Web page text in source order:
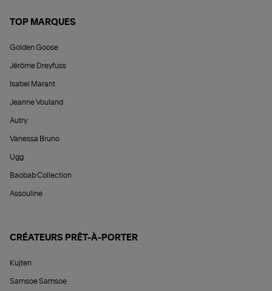
TOP MARQUES
Golden Goose
Jérôme Dreyfuss
Isabel Marant
Jeanne Vouland
Autry
Vanessa Bruno
Ugg
Baobab Collection
Assouline
CRÉATEURS PRÊT-À-PORTER
Kujten
Samsoe Samsoe